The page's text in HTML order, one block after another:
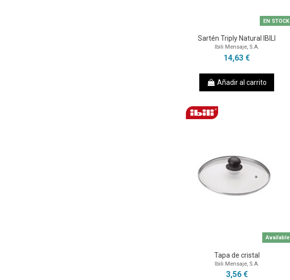
EN STOCK
Sartén Triply Natural IBILI
Ibili Mensaje, S.A.
14,63 €
Añadir al carrito
Available
Tapa de cristal
Ibili Mensaje, S.A.
3,56 €